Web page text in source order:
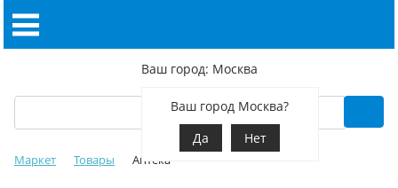
Ваш город: Москва
Ваш город Москва?
Да
Нет
Маркет Товары Аптека